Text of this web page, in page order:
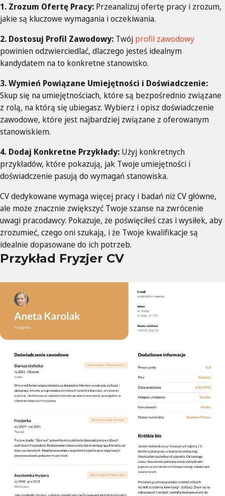
1. Zrozum Ofertę Pracy: Przeanalizuj ofertę pracy i zrozum,
jakie są kluczowe wymagania i oczekiwania.
2. Dostosuj Profil Zawodowy: Twój profil zawodowy
powinien odzwierciedlać, dlaczego jesteś idealnym
kandydatem na to konkretne stanowisko.
3. Wymień Powiązane Umiejętności i Doświadczenie:
Skup się na umiejętnościach, które są bezpośrednio związane
z rolą, na którą się ubiegasz. Wybierz i opisz doświadczenie
zawodowe, które jest najbardziej związane z oferowanym
stanowiskiem.
4. Dodaj Konkretne Przykłady: Użyj konkretnych
przykładów, które pokazują, jak Twoje umiejętności i
doświadczenie pasują do wymagań stanowiska.
CV dedykowane wymaga więcej pracy i badań niż CV główne,
ale może znacznie zwiększyć Twoje szanse na zwrócenie
uwagi pracodawcy. Pokazuje, że poświęciłeś czas i wysiłek, aby
zrozumieć, czego oni szukają, i że Twoje kwalifikacje są
idealnie dopasowane do ich potrzeb.
Przykład Fryzjer CV